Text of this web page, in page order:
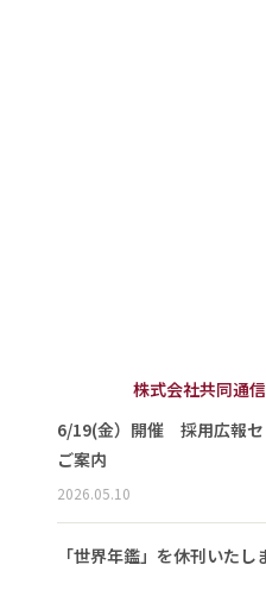
株式会社共同通
6/19(金）開催 採用広報セ
ご案内
2026.05.10
「世界年鑑」を休刊いたし